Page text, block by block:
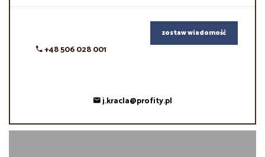
+48 506 028 001
zostaw wiadomość
j.kracla@profity.pl